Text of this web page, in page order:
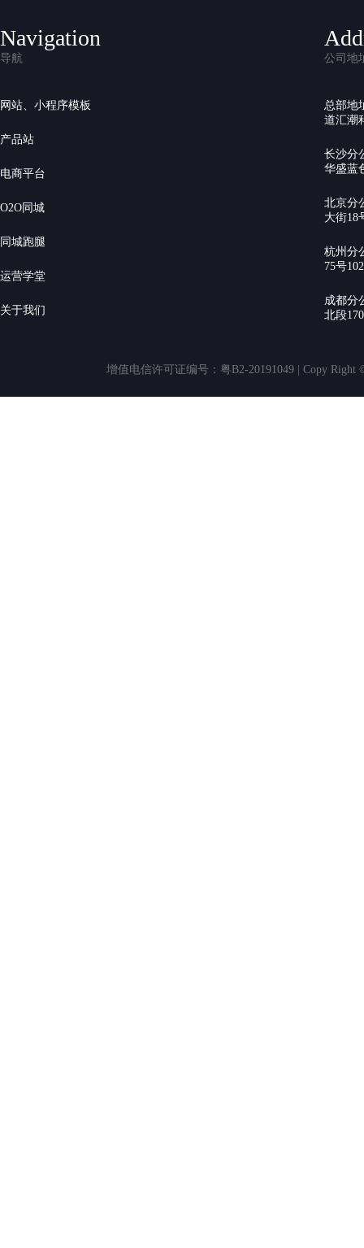
Navigation
导航
网站、小程序模板
产品站
电商平台
O2O同城
同城跑腿
运营学堂
关于我们
公司地
总部地
道汇潮
长沙分
华盛蓝
北京分
大街18
杭州分
75号
成都分
北段
增值电信许可证编号：粤B2-20191049 | Copy